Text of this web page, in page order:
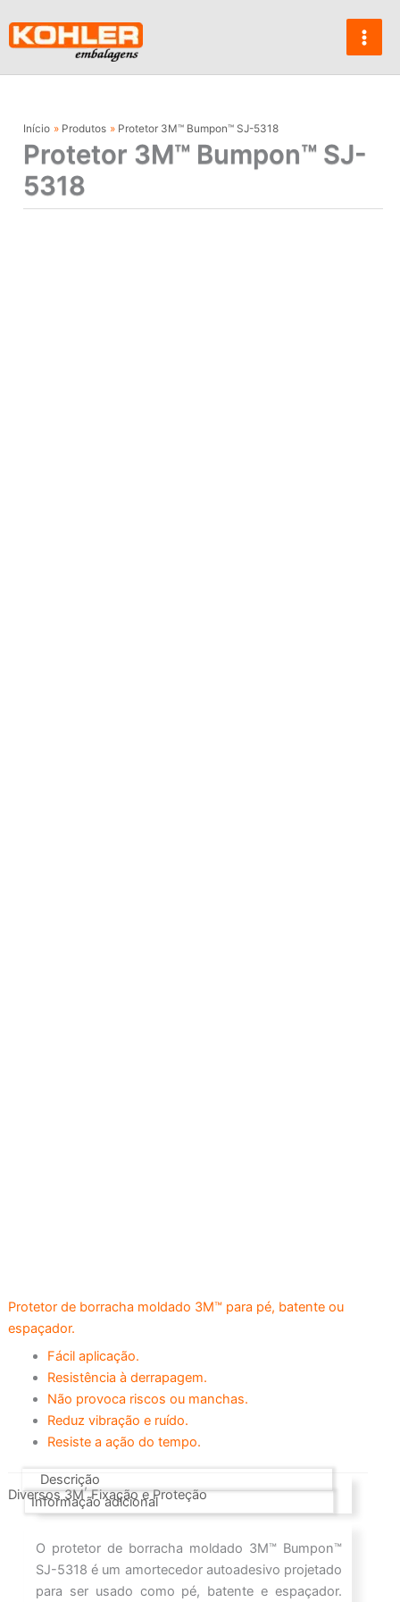
para
conteúdo
Início Produtos Protetor 3M™ Bumpon™ SJ-5318
Protetor 3M™ Bumpon™ SJ-
5318
Protetor de borracha moldado 3M™ para pé, batente ou
espaçador.
Fácil aplicação.
Resistência à derrapagem.
Não provoca riscos ou manchas.
Reduz vibração e ruído.
Resiste a ação do tempo.
Diversos 3M
,
Fixação e Proteção
Descrição
Informação adicional
O protetor de borracha moldado 3M™ Bumpon™
SJ-5318 é um amortecedor autoadesivo projetado
para ser usado como pé, batente e espaçador.